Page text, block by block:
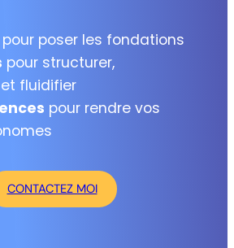
pour poser les fondations
pour structurer,
fluidifier
pour rendre vos
CONTACTEZ MOI